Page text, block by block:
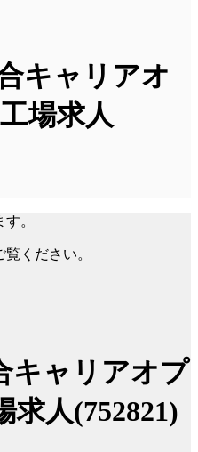
キャリアオ
場求人
。
ください。
キャリアオプ
求人(752821)